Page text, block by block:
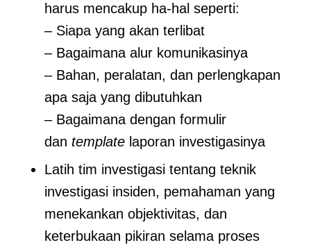
harus mencakup ha-hal seperti:
– Siapa yang akan terlibat
– Bagaimana alur komunikasinya
– Bahan, peralatan, dan perlengkapan
apa saja yang dibutuhkan
– Bagaimana dengan formulir
dan template laporan investigasinya
Latih tim investigasi tentang teknik
investigasi insiden, pemahaman yang
menekankan objektivitas, dan
keterbukaan pikiran selama proses